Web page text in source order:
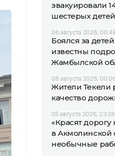
эвакуировали
шестерых детей
06 августа 2026,
Боялся за
известны
Жамбылской
06 августа 2026,
Жители Текели
качество
05 августа 2026, 23:26
«Красят дорогу
в Акмолинской
необычные